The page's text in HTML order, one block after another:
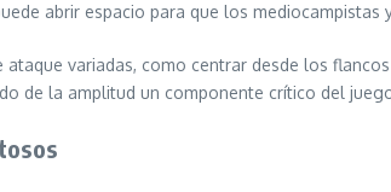
abrir espacio para que los
variadas, como centrar desde los
de la amplitud un componente crítico del